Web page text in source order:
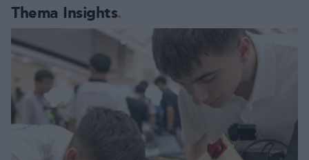
Thema Insights